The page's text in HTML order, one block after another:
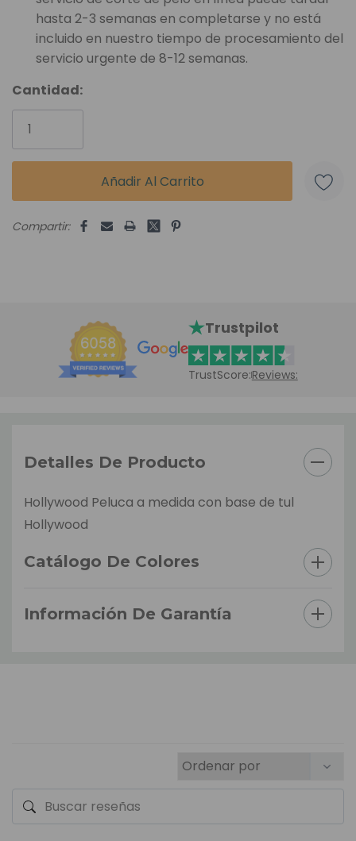
hasta 2-3 semanas en completarse y no está
incluido en nuestro tiempo de procesamiento del
servicio urgente de 8-12 semanas.
Unidades
disponibles:
Cantidad:
Compartir:
Trustpilot
TrustScore:Reviews:
Detalles De Producto
Hollywood Peluca a medida con base de tul
Hollywood
Catálogo De Colores
Información De Garantía